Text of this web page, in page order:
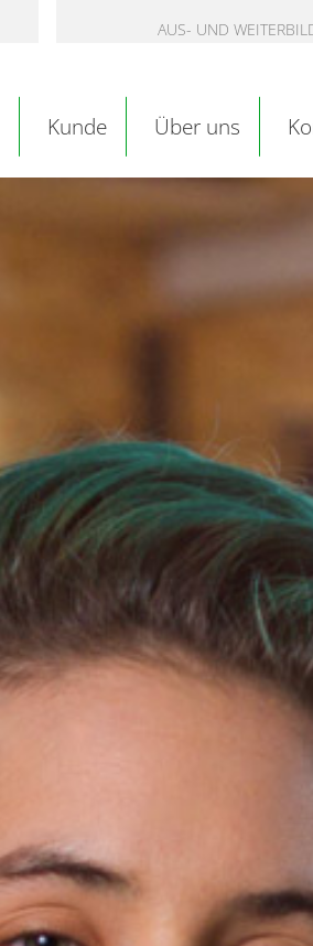
AUS- UND
Kunde Über uns